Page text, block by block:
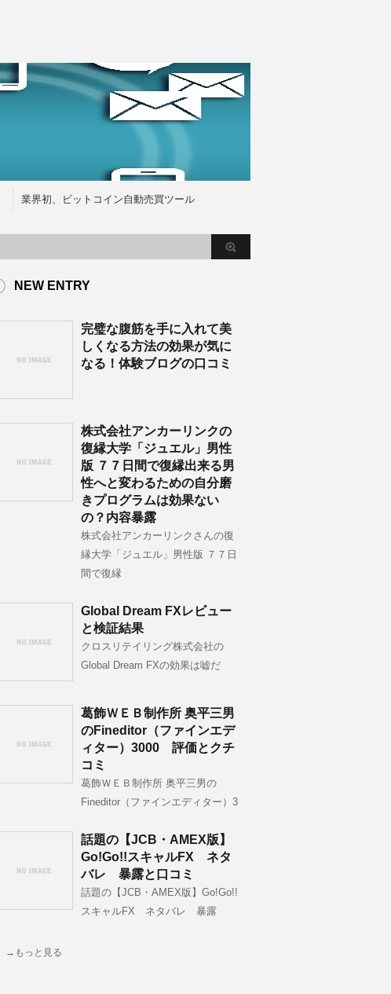
業界初、ビットコイン自動売買ツール
NEW ENTRY
完璧な腹筋を手に入れて美
しくなる方法の効果が気に
なる！体験ブログの口コミ
株式会社アンカーリンクの
復縁大学「ジュエル」男性
版 ７７日間で復縁出来る男
性へと変わるための自分磨
きプログラムは効果ない
の？内容暴露
株式会社アンカーリンクさんの復
縁大学「ジュエル」男性版 ７７日
間で復縁
Global Dream FXレビュー
と検証結果
クロスリテイリング株式会社の
Global Dream FXの効果は嘘だ
葛飾ＷＥＢ制作所 奥平三男
のFineditor（ファインエデ
ィター）3000 評価とクチ
コミ
葛飾ＷＥＢ制作所 奥平三男の
Fineditor（ファインエディター）3
話題の【JCB・AMEX版】
Go!Go!!スキャルFX ネタ
バレ 暴露と口コミ
話題の【JCB・AMEX版】Go!Go!!
スキャルFX ネタバレ 暴露
→もっと見る